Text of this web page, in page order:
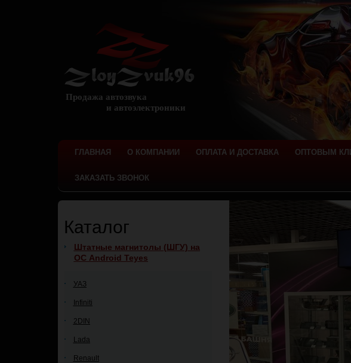
Продажа автозвука
и автоэлектроники
ГЛАВНАЯ О КОМПАНИИ ОПЛАТА И ДОСТАВКА ОПТОВЫМ
ЗАКАЗАТЬ ЗВОНОК
Каталог
Штатные магнитолы (ШГУ) на
ОС Android Teyes
УАЗ
Infiniti
2DIN
Lada
Renault